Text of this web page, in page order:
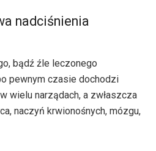
nadciśnienia
bądź źle leczonego
pewnym czasie dochodzi
wielu narządach, a zwłaszcza
naczyń krwionośnych, mózgu,